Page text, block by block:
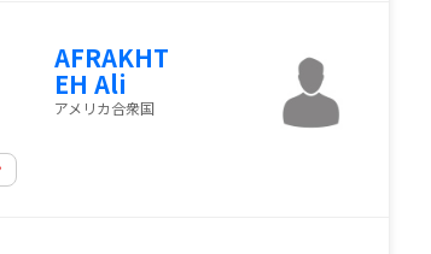
AFRAKHT
EH Ali
アメリカ合衆国